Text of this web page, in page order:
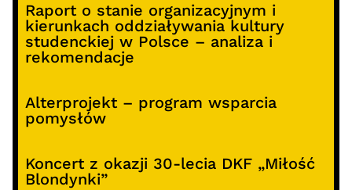
Raport o stanie organizacyjnym i
kierunkach oddziaływania kultury
studenckiej w Polsce – analiza i
rekomendacje
Alterprojekt – program wsparcia
pomysłów
Koncert z okazji 30-lecia DKF „Miłość
Blondynki”